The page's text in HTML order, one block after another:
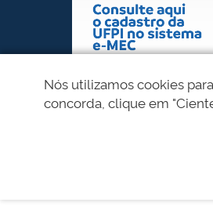
Nós utilizamos cookies
concorda, clique em